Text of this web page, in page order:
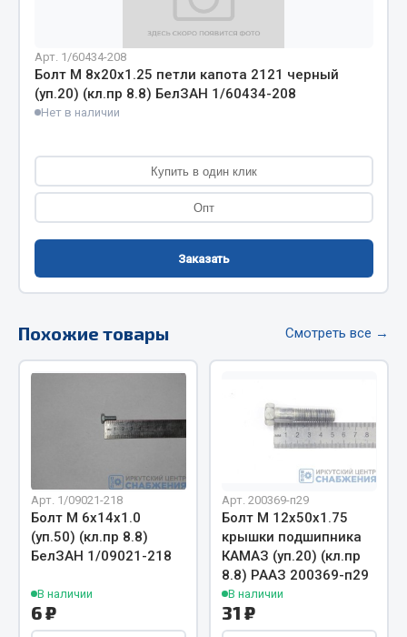
Соединительные элементы
Трубки, муфты, гайки
Угольники
Фитинги
Штуцеры
Инструмент
Автомобильный инструмент
Измерительный инструмент
Режущий инструмент
Силовое оборудование
Слесарный инструмент
Арт. 1/60434-208
Болт М 8х20х1.25 петли капота 2121 черный
(уп.20) (кл.пр 8.8) БелЗАН 1/60434-208
Нет в наличии
Купить в один клик
Опт
Заказать
Похожие товары Смотреть все →
Арт. 1/09021-218
Болт М 6х14х1.0
(уп.50) (кл.пр 8.8)
БелЗАН 1/09021-218
В наличии
6 ₽
Арт. 200369-п29
Болт М 12х50х1.75
крышки подшипника
КАМАЗ (уп.20) (кл.пр
8.8) РААЗ 200369-п29
В наличии
31 ₽